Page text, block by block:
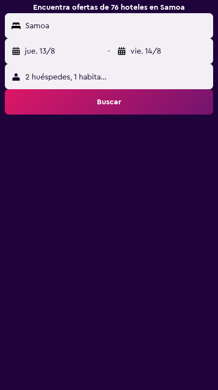
Encuentra ofertas de 76 hoteles en Samoa
Samoa
jue. 13/8 - vie. 14/8
2 huéspedes, 1 habitación
Buscar